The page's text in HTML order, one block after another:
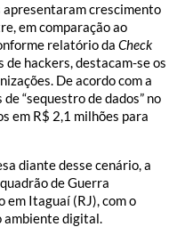
crescimento
em comparação ao
relatório da Check
de hackers, destacam-se os
De acordo com a
“sequestro de dados” no
em R$ 2,1 milhões para
diante desse cenário, a
de Guerra
em Itaguaí (RJ), com o
digital.